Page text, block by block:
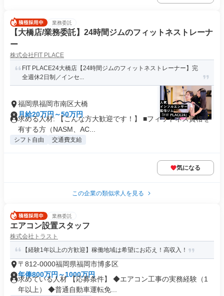
業務委託
【大橋店/業務委託】24時間ジムのフィットネストレーナ
ー
株式会社FIT PLACE
FIT PLACE24大橋店【24時間ジムのフィットネストレーナー】完
全週休2日制／インセ...
福岡県福岡市南区大橋
月給20万円～50万円
求める人材: 【こんな方大歓迎です！】 ■フィットネス資格を
有する方（NASM、AC...
シフト自由 交通費支給
気になる
この企業の類似求人を見る
業務委託
エアコン設置スタッフ
株式会社トラスト
【経験1年以上の方歓迎】稼働地域は希望にお応え！高収入！
〒812-0000福岡県福岡市博多区
年俸800万円～1000万円
求めている人材 【応募条件】 ◆エアコン工事の実務経験（1
年以上） ◆普通自動車運転免...